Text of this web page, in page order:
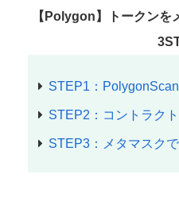
【Polygon】トークンを
STEP1：PolygonScan
STEP2：コントラク
STEP3：メタマスク